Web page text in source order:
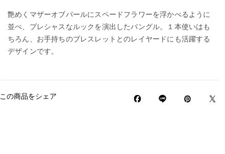
艶めくマザーオブパールにスペードフラワーを浮かべるように
並べ、プレシャスなルックを演出したバングル。１本使いはも
ちろん、お手持ちのブレスレットとのレイヤードにも活躍する
デザインです。
この商品をシェア